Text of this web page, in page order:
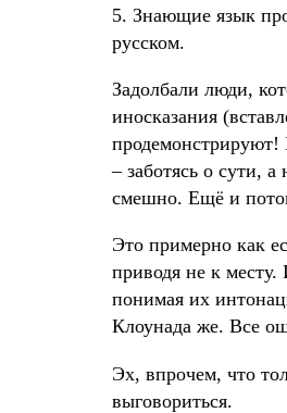
5. Знающие язык
русском.
Задолбали люди,
иносказания
продемонстрируют!
– заботясь о сути,
смешно. Ещё и
Это примерно как
приводя не к
понимая их
Клоунада же. Все
Эх, впрочем, что
выговориться.